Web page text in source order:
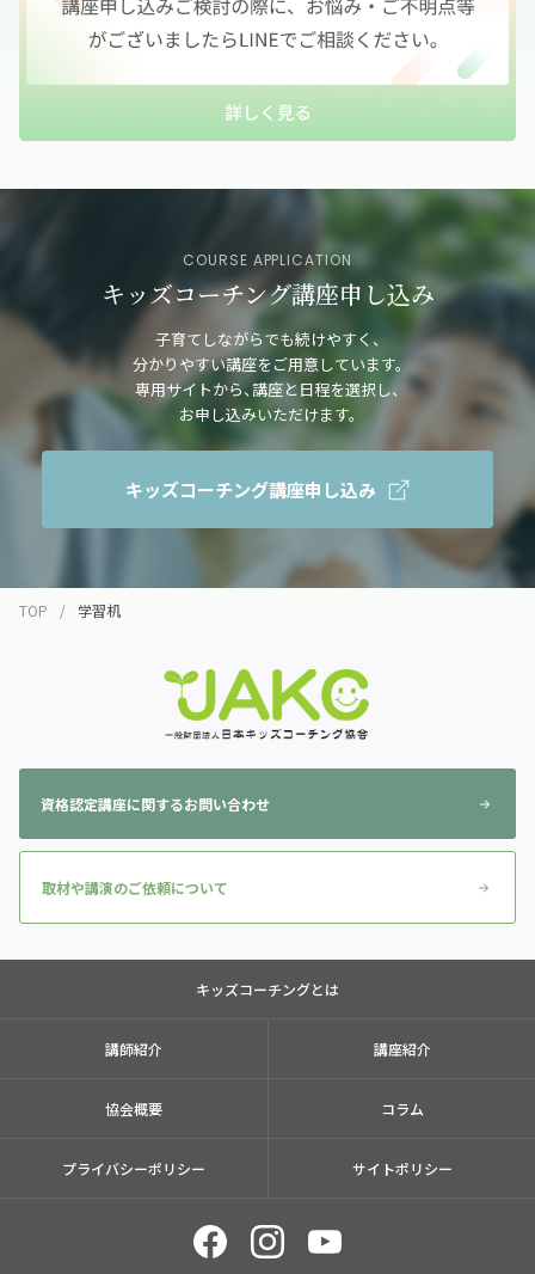
COURSE APPLICATION
キッズコーチング講座申し込み
子育てしながらでも続けやすく、
分かりやすい講座をご用意しています。
専用サイトから、講座と日程を選択し、
お申し込みいただけます。
キッズコーチング講座申し込み
TOP 学習机
資格認定講座に関するお問い合わせ
取材や講演のご依頼について
キッズコーチングとは
講師紹介 講座紹介
協会概要 コラム
プライバシーポリシー サイトポリシー